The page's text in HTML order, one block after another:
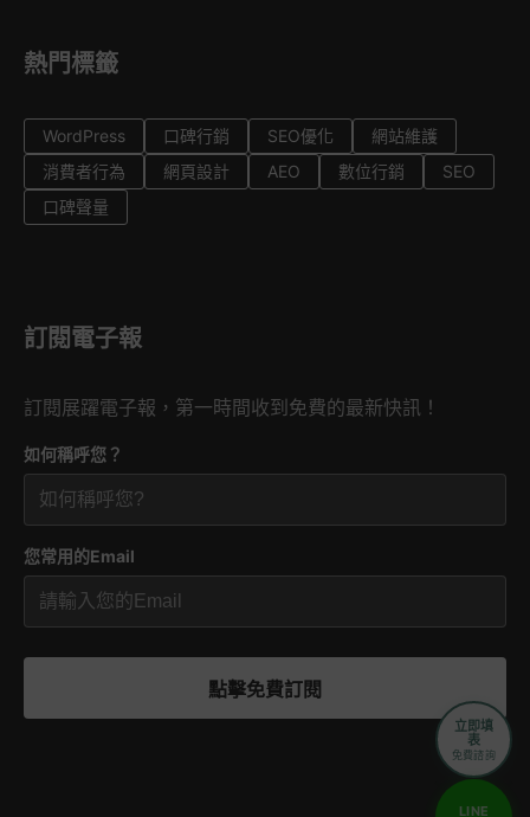
熱門標籤
WordPress 口碑行銷 SEO優化
網站維護
消費者行為
網頁設計 AEO 數位行銷
SEO
口碑聲量
訂閱電子報
訂閱展躍電子報，第一時間收到免費的最新快訊！
如何稱呼您？
您常用的Email
點擊免費訂閱
立即填
表
免費諮詢
LINE